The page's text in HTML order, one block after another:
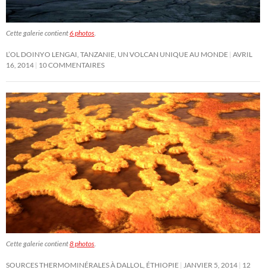
Cette galerie contient6 photos
L’OL DOINYO LENGAI, TANZANIE, UN VOLCAN UNIQUE AU MONDE AVRIL
16, 2014 10 COMMENTAIRES
Cette galerie contient8 photos
SOURCES THERMOMINÉRALES À DALLOL, ÉTHIOPIE JANVIER 5, 2014 12